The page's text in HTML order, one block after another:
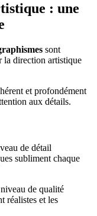
: une
sont
la direction artistique
et profondément
aux détails.
de détail
subliment chaque
de qualité
réalistes et les